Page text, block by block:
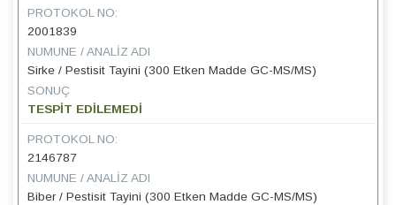
PROTOKOL NO:
2001839
NUMUNE / ANALIZ ADI
Sirke / Pestisit Tayini (300 Etken Madde GC-MS/MS)
SONUÇ
TESPİT EDİLEMEDİ
PROTOKOL NO:
2146787
NUMUNE / ANALIZ ADI
Biber / Pestisit Tayini (300 Etken Madde GC-MS/MS)